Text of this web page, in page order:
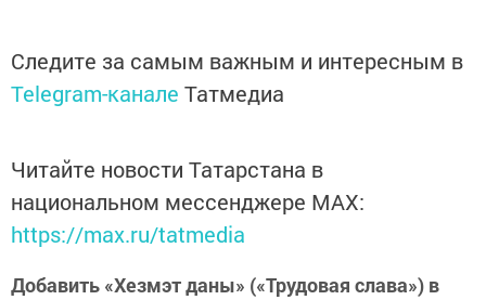
Следите за самым важным и интересным в
Telegram-канале Татмедиа
Читайте новости Татарстана в
национальном мессенджере MАХ:
https://max.ru/tatmedia
Добавить «Хезмэт даны» («Трудовая слава») в